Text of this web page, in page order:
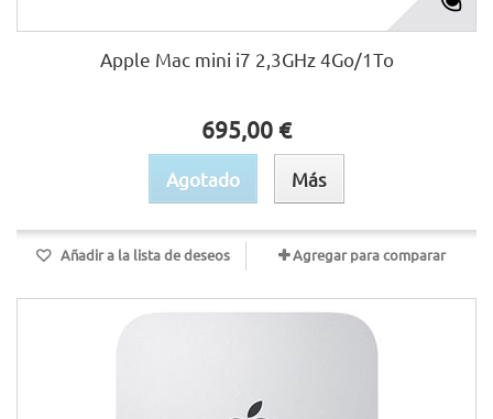
Apple Mac mini i7 2,3GHz 4Go/1To
695,00 €
Agotado Más
Añadir a la lista de deseos Agregar para comparar